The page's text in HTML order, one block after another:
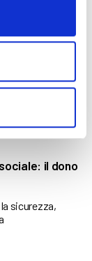
plastiche: al
di ABF
settore
il dono
sicurezza,